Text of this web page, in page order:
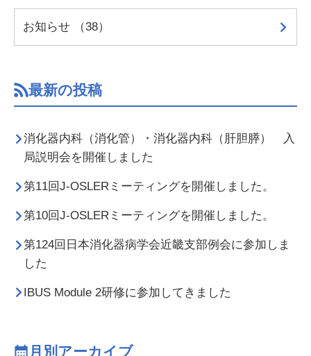
お知らせ （38）
最新の投稿
消化器内科（消化管）・消化器内科（肝胆膵） 入
局説明会を開催しました
第11回J-OSLERミーティングを開催しました。
第10回J-OSLERミーティングを開催しました。
第124回日本消化器病学会近畿支部例会に参加しま
した
IBUS Module 2研修に参加してきました
月別アーカイブ